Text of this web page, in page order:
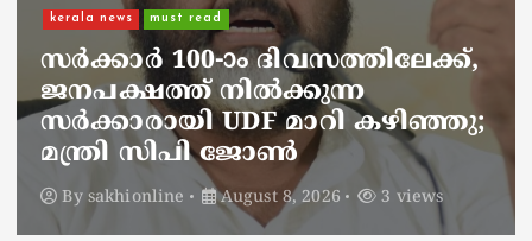
നാടെങ്ങും പൊലീസ് തിരയുന്നു,
ചായകുടിക്കാൻ എടപ്പാളിലെത്തി
അർജുൻ ആയങ്കി;
സഞ്ചരിക്കുന്നത് വാഹനങ്ങൾ
മാറ്റി
By sakhionline August 8, 2026 5 views